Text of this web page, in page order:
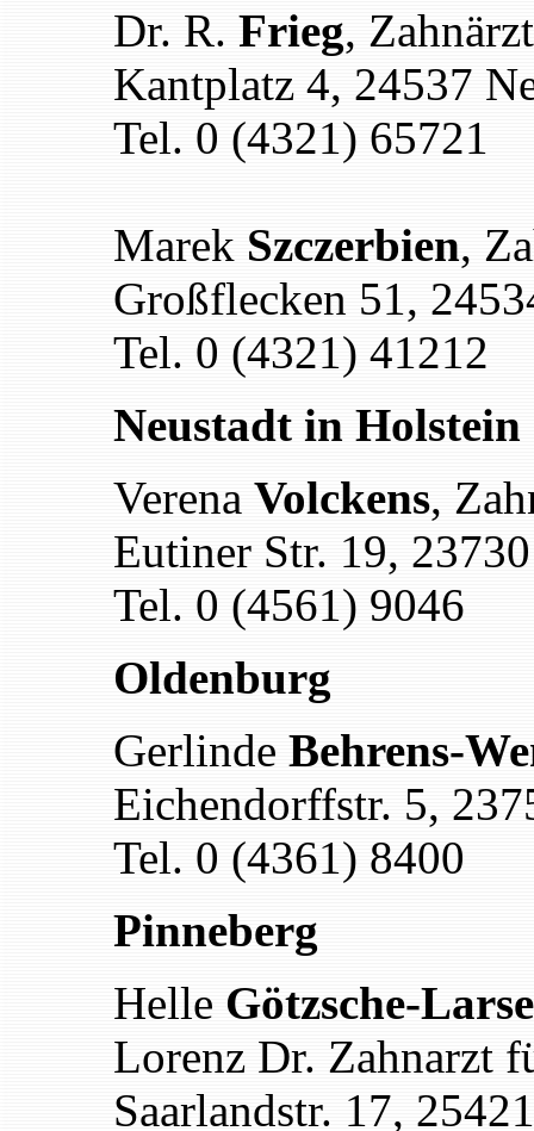
Dr. R. Frieg,
Kantplatz 4, 24537
Tel. 0 (4321) 65721
Marek Szczerbien,
Großflecken 51,
Tel. 0 (4321) 41212
Neustadt in Holstein
Verena Volckens,
Eutiner Str. 19,
Tel. 0 (4561) 9046
Oldenburg
Gerlinde Behrens-
Eichendorffstr. 5,
Tel. 0 (4361) 8400
Pinneberg
Helle Götzsche-
Lorenz Dr. Zahnarzt
Saarlandstr. 17,